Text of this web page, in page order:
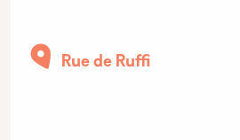
Rue de Ruffi